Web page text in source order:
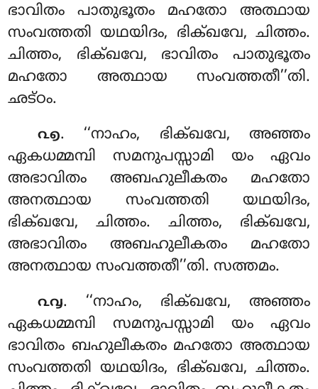
ഭാവിതം പാതുഭൂതം മഹതോ അത്ഥായ
സംവത്തതി യഥയിദം, ഭിക്ഖവേ, ചിത്തം.
ചിത്തം, ഭിക്ഖവേ, ഭാവിതം പാതുഭൂതം
മഹതോ അത്ഥായ സംവത്തതീ’’തി.
ഛട്ഠം.
൨൭. ‘‘നാഹം, ഭിക്ഖവേ, അഞ്ഞം
ഏകധമ്മമ്പി സമനുപസ്സാമി യം ഏവം
അഭാവിതം അബഹുലീകതം മഹതോ
അനത്ഥായ സംവത്തതി യഥയിദം,
ഭിക്ഖവേ, ചിത്തം. ചിത്തം, ഭിക്ഖവേ,
അഭാവിതം അബഹുലീകതം മഹതോ
അനത്ഥായ സംവത്തതീ’’തി. സത്തമം.
൨൮. ‘‘നാഹം, ഭിക്ഖവേ, അഞ്ഞം
ഏകധമ്മമ്പി സമനുപസ്സാമി യം ഏവം
ഭാവിതം ബഹുലീകതം മഹതോ അത്ഥായ
സംവത്തതി യഥയിദം, ഭിക്ഖവേ, ചിത്തം.